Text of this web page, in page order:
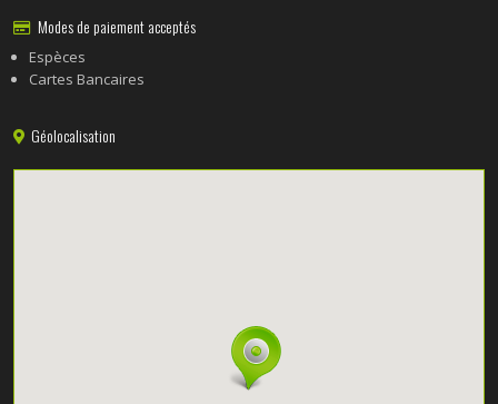
Modes de paiement acceptés
Espèces
Cartes Bancaires
Géolocalisation